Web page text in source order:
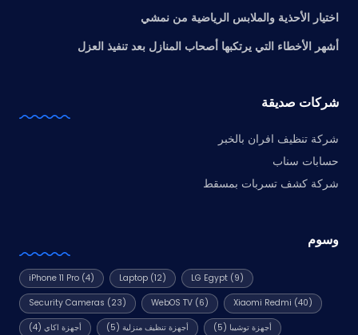
اختيار الأحذية والملابس الرياضية من نمشي
أشهر الأخطاء التي يرتكبها أصحاب المنازل بعد تنفيذ العزل
شركات صديقة
شركة تنظيف افران بالخبر
حسابات سناب
شركة كشف تسربات بمسقط
وسوم
iPhone 11 Pro (4) Laptop(12) LG Egypt(9)
Security Cameras (23) WebOS TV(6) Xiaomi Redmi (40)
أجهزة اكاي(4) أجهزة تنظيف منزلية (5) أجهزة توشيبا (5)